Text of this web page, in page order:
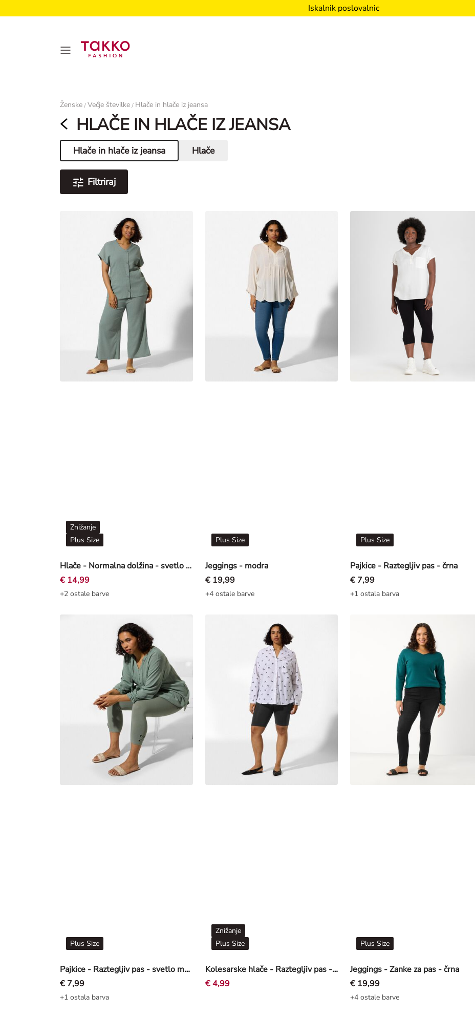
Iskalnik poslovalnic
Ženske / Večje številke / Hlače in hlače iz jeansa
HLAČE IN HLAČE IZ JEANSA
Hlače in hlače iz jeansa
Aktualna stran Hlače
Filtriraj
Hlače - Normalna dolžina - svetlo modra
Znižanje
Plus Size
€ 14,99
+2 ostale barve
Jeggings - modra
Plus Size
€ 19,99
+4 ostale barve
Pajkice - Raztegljiv pas - črna
Plus Size
€ 7,99
+1 ostala barva
Pajkice - Raztegljiv pas - svetlo modra
Plus Size
€ 7,99
+1 ostala barva
Kolesarske hlače - Raztegljiv pas - črna
Znižanje
Plus Size
€ 4,99
Jeggings - Zanke za pas - črna
Plus Size
€ 19,99
+4 ostale barve